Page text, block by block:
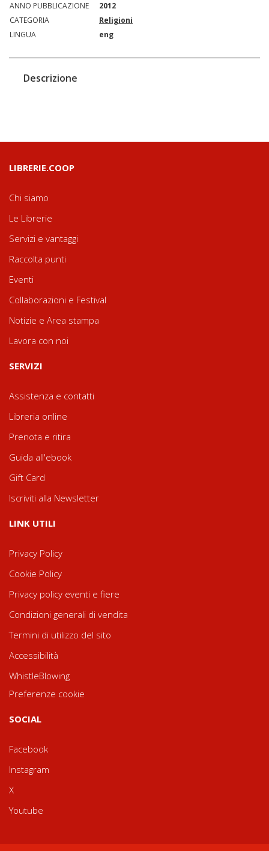
ANNO PUBBLICAZIONE
2012
CATEGORIA
Religioni
LINGUA
eng
Descrizione
LIBRERIE.COOP
Chi siamo
Le Librerie
Servizi e vantaggi
Raccolta punti
Eventi
Collaborazioni e Festival
Notizie e Area stampa
Lavora con noi
SERVIZI
Assistenza e contatti
Libreria online
Prenota e ritira
Guida all'ebook
Gift Card
Iscriviti alla Newsletter
LINK UTILI
Privacy Policy
Cookie Policy
Privacy policy eventi e fiere
Condizioni generali di vendita
Termini di utilizzo del sito
Accessibilità
WhistleBlowing
Preferenze cookie
SOCIAL
Facebook
Instagram
X
Youtube